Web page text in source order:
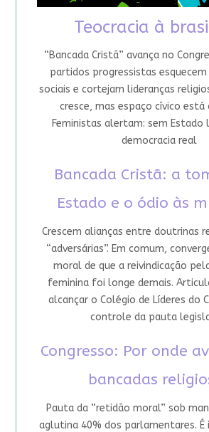
Teocracia à
“Bancada Cristã” avança no
partidos progressistas
sociais e cortejam lideranças
cresce, mas espaço cívico está
Feministas alertam: sem Estado
democracia real
Bancada Cristã: a
Estado e o ódio às
Crescem alianças entre doutrinas
“adversárias”. Em comum,
moral de que a reivindicação
feminina foi longe demais.
alcançar o Colégio de Líderes do
controle da pauta
Congresso: Por onde
bancadas
Pauta da “retidão moral” sob
aglutina 40% dos parlamentares. É